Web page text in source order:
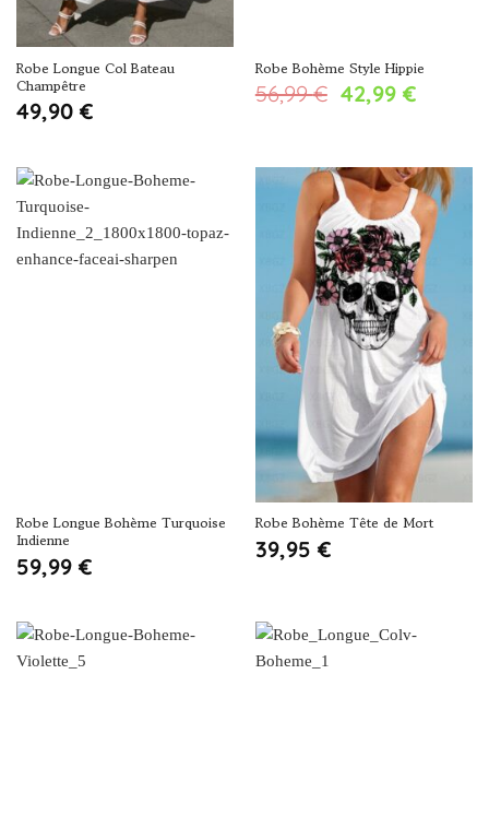
Robe Longue Col Bateau
Champêtre
49,90 €
Robe Bohème Style Hippie
56,99€ Le
était :
56,99 €.
42,99 €Le
est :
42,99
Robe Longue Bohème Turquoise
Indienne
59,99 €
Robe Bohème Tête de Mort
39,95 €